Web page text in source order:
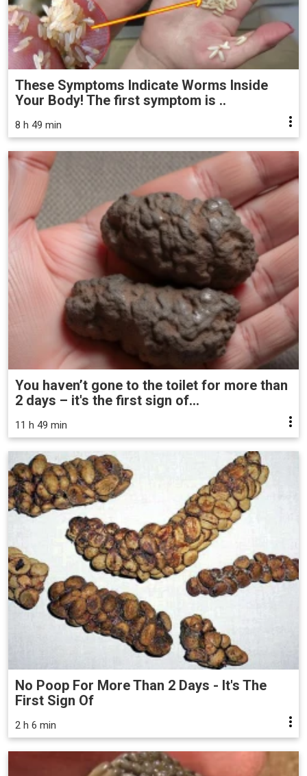
These Symptoms Indicate Worms Inside
Your Body! The first symptom is ..
8 h 49 min
You haven’t gone to the toilet for more than
2 days – it's the first sign of...
11 h 49 min
No Poop For More Than 2 Days - It's The
First Sign Of
2 h 6 min